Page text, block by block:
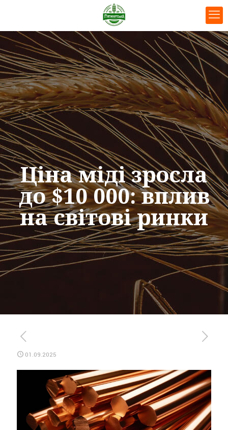
Ціна міді зросла
до $10 000: вплив
на світові ринки
01.09.2025